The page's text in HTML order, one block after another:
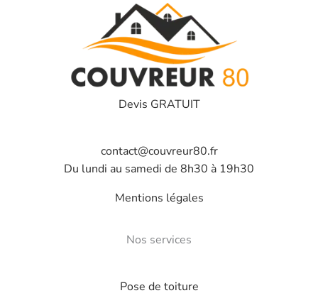
Devis GRATUIT
contact@couvreur80.fr
Du lundi au samedi de 8h30 à 19h30
Mentions légales
Nos services
Pose de toiture